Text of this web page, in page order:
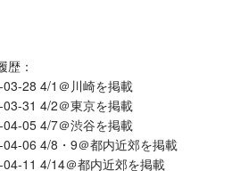
歴：
28 4/1＠川崎を掲載
31 4/2＠東京を掲載
05 4/7＠渋谷を掲載
06 4/8・9＠都内近郊を掲載
11 4/14＠都内近郊を掲載